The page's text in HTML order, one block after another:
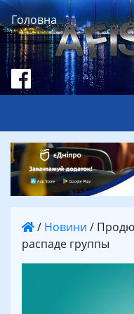
Головна
/ Новини /
распаде группы